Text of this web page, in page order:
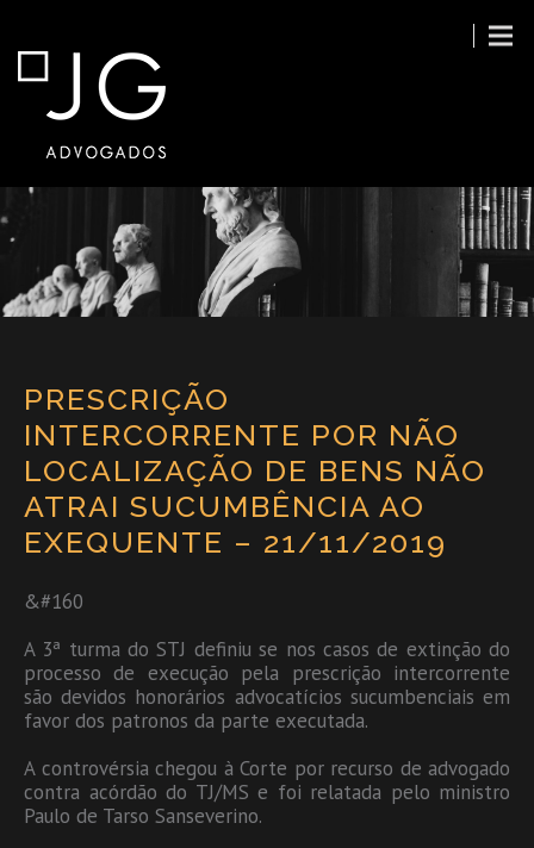
PRESCRIÇÃO
INTERCORRENTE POR NÃO
LOCALIZAÇÃO DE BENS NÃO
ATRAI SUCUMBÊNCIA AO
EXEQUENTE – 21/11/2019
&#160
A 3ª turma do STJ definiu se nos casos de extinção do
processo de execução pela prescrição intercorrente
são devidos honorários advocatícios sucumbenciais em
favor dos patronos da parte executada.
A controvérsia chegou à Corte por recurso de advogado
contra acórdão do TJ/MS e foi relatada pelo ministro
Paulo de Tarso Sanseverino.